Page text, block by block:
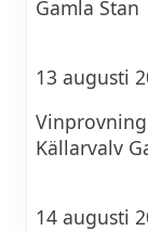
Gamla Stan
13 augusti
Källarvalv
14 augusti